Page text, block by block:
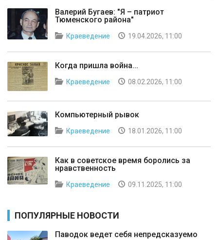
Валерий Бугаев: "Я – патриот
Тюменского района"
Краеведение 19.04.2026, 11:00
Когда пришла война...
Краеведение 08.02.2026, 11:00
Компьютерный рывок
Краеведение 18.01.2026, 11:00
Как в советское время боролись за
нравственность
Краеведение 09.11.2025, 11:00
ПОПУЛЯРНЫЕ НОВОСТИ
Паводок ведет себя непредсказуемо